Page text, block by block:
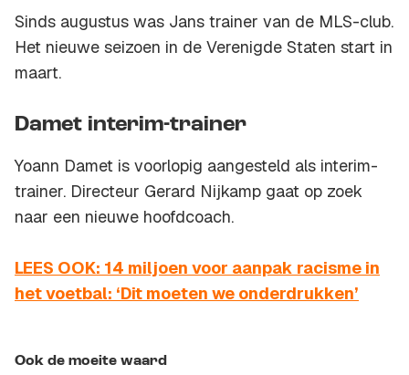
Sinds augustus was Jans trainer van de MLS-club.
Het nieuwe seizoen in de Verenigde Staten start in
maart.
Damet interim-trainer
Yoann Damet is voorlopig aangesteld als interim-
trainer. Directeur Gerard Nijkamp gaat op zoek
naar een nieuwe hoofdcoach.
LEES OOK: 14 miljoen voor aanpak racisme in
het voetbal: ‘Dit moeten we onderdrukken’
Ook de moeite waard